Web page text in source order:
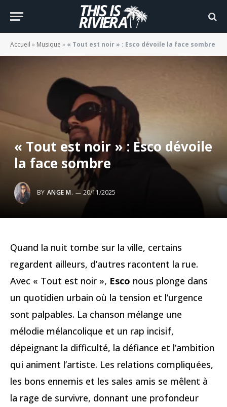
Accueil » Musique » « Tout est noir » : Esco dévoile la face sombre
« Tout est noir » : Esco dévoile
la face sombre
BY ANGE M. 20/11/2025
Quand la nuit tombe sur la ville, certains
regardent ailleurs, d’autres racontent la rue.
Avec « Tout est noir », Esco nous plonge dans
un quotidien urbain où la tension et l’urgence
sont palpables. La chanson mélange une
mélodie mélancolique et un rap incisif,
dépeignant la difficulté, la défiance et l’ambition
qui animent l’artiste. Les relations compliquées,
les bons ennemis et les sales amis se mêlent à
la rage de survivre, donnant une profondeur